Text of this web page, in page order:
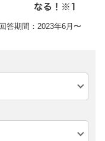
答期間：2023年6月〜